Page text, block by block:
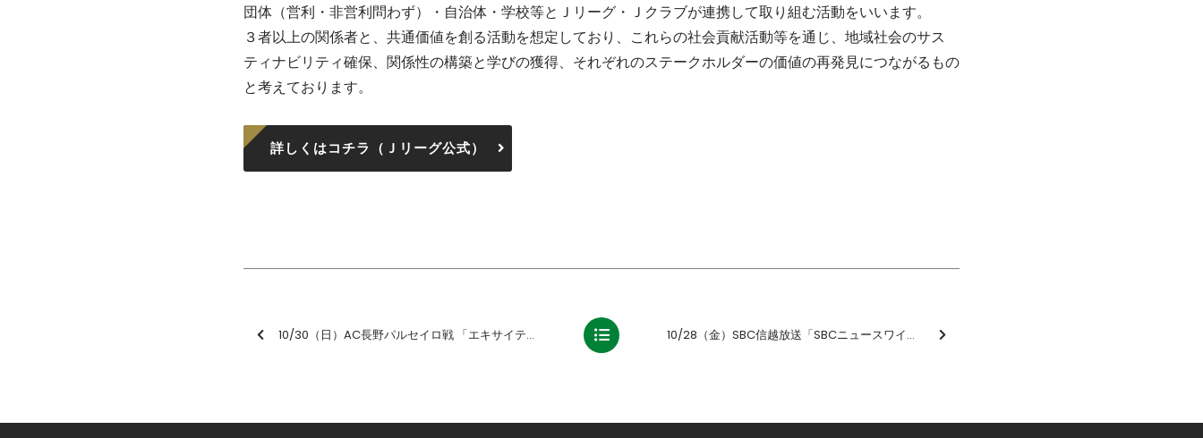
団体（営利・非営利問わず）・自治体・学校等とＪリーグ・Ｊクラブが連携して取り組む活動をいいます。
３者以上の関係者と、共通価値を創る活動を想定しており、これらの社会貢献活動等を通じ、地域社会のサス
ティナビリティ確保、関係性の構築と学びの獲得、それぞれのステークホルダーの価値の再発見につながるもの
と考えております。
詳しくはコチラ（Ｊリーグ公式）
10/30（日）AC長野パルセイロ戦 「エキサイティングピッチシート」「ホーム自由席」チケット完売のお知らせ 10/28（金）SBC信越放送「SBCニュースワイド」